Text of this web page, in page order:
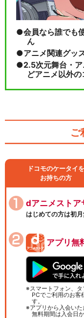
会員なら誰でも
ん
アニメ関連グッ
2.5次元舞台・
どアニメ以外
ご
ドコモのケータイを
お持ちの方
dアニメストア
はじめての方は初
アプリ無
スマートフォン、
PCでご利用のお客
す。
アプリから入会い
無料期間は入会日